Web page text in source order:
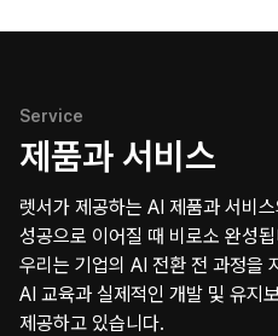
Service
제품과 서비스
렛서가 제공하는 AI 제품과 서비
성공으로 이어질 때 비로소 완성
우리는 기업의 AI 전환 전 과정을
AI 교육과 실제적인 개발 및 유지
제공하고 있습니다.